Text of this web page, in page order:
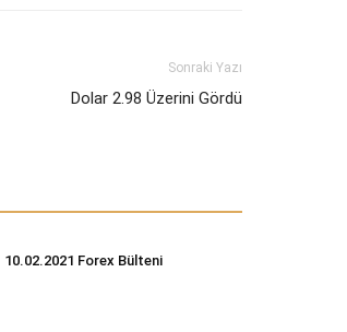
Sonraki Yazı
Dolar 2.98 Üzerini Gördü
10.02.2021 Forex Bülteni